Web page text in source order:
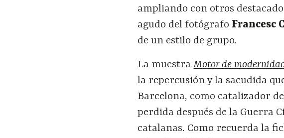
ampliando con otros
agudo del fotógrafo Francesc
de un estilo de grupo.
La muestraMotor de
la repercusión y la sacudida
Barcelona, como catalizador
perdida después de la Guerra
catalanas. Como recuerda la